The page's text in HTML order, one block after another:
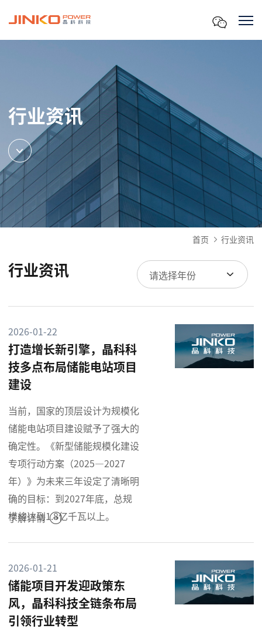
行业资讯
首页 行业资讯
行业资讯 请选择年份
2026-01-22
打造增长新引擎，晶科科
技多点布局储能电站项目
建设
当前，国家的顶层设计为规模化
储能电站项目建设赋予了强大的
确定性。《新型储能规模化建设
专项行动方案（2025—2027
年）》为未来三年设定了清晰明
确的目标：到2027年底，总规
模将达到1.8亿千瓦以上。
了解详情
2026-01-21
储能项目开发迎政策东
风，晶科科技全链条布局
引领行业转型